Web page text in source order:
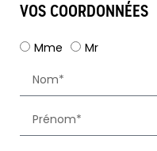
VOS COORDONNÉES
Mme Mr